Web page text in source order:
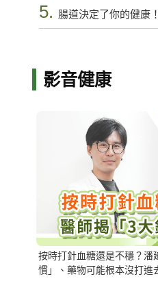
5. 腸道決定了你的健康
影音健康
按時打針血糖還是不穩？潘
慣」、藥物可能根本沒打進